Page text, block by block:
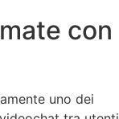
con
uno dei